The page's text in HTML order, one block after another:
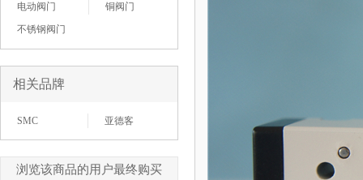
电动阀门
铜阀门
不锈钢阀门
相关品牌
SMC 亚德客
浏览该商品的用户最终购买